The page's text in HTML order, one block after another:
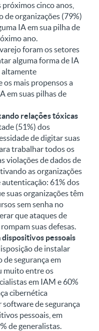
cinco anos,
de organizações (79%)
IA em sua pilha de
ano.
foram os setores
alguma forma de IA
altamente
mais propensos a
em suas pilhas de
relações tóxicas
(51%) dos
de digitar suas
trabalhar todos os
violações de dados de
as organizações
autenticação: 61% dos
suas organizações têm
sem senha no
que ataques de
suas defesas.
pessoais
de instalar
segurança em
muito entre os
em IAM e 60%
cibernética
de segurança
pessoais, em
de generalistas.